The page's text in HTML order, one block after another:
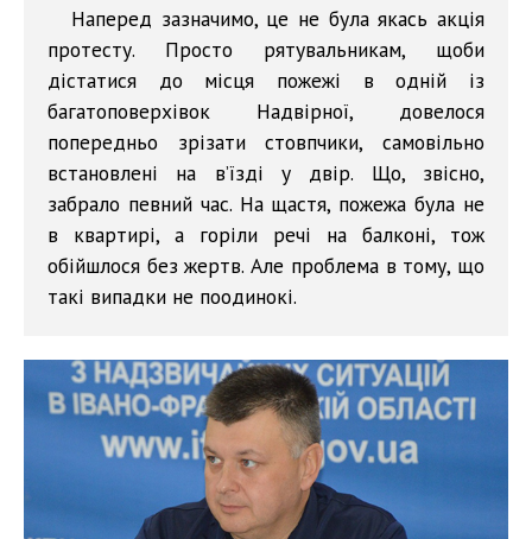
Наперед зазначимо, це не була якась акція
протесту. Просто рятувальникам, щоби
дістатися до місця пожежі в одній із
багатоповерхівок Надвірної, довелося
попередньо зрізати стовпчики, самовільно
встановлені на в’їзді у двір. Що, звісно,
забрало певний час. На щастя, пожежа була не
в квартирі, а горіли речі на балконі, тож
обійшлося без жертв. Але проблема в тому, що
такі випадки не поодинокі.